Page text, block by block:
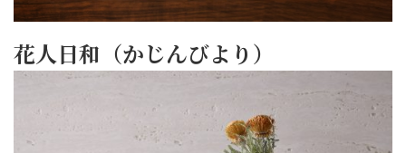
花人日和（かじんびより）